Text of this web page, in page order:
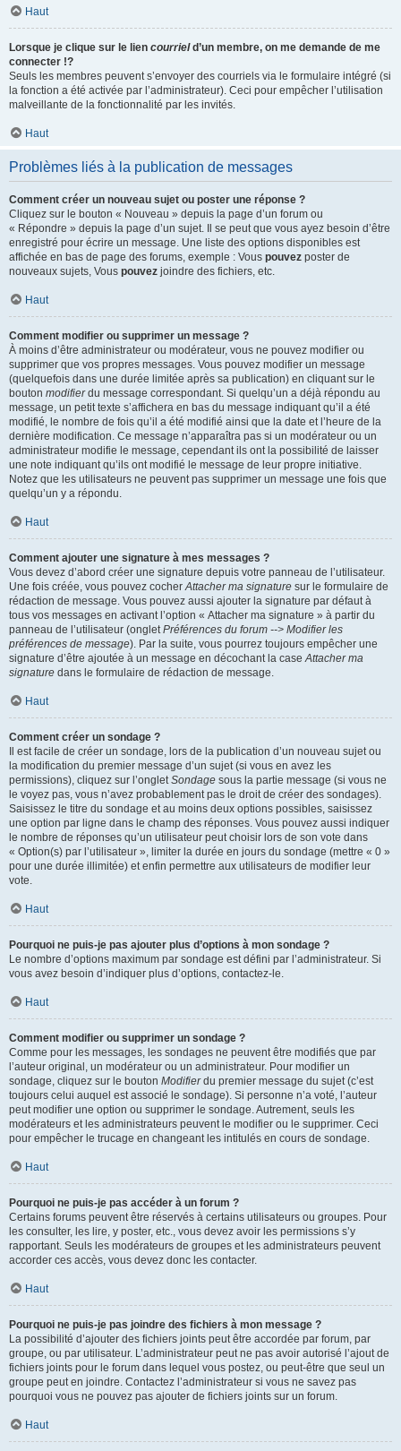
Haut
Lorsque je clique sur le lien courrield’un membre, on me demande de me
connecter !?
Seuls les membres peuvent s’envoyer des courriels via le formulaire intégré (si
la fonction a été activée par l’administrateur). Ceci pour empêcher l’utilisation
malveillante de la fonctionnalité par les invités.
Haut
Problèmes liés à la publication de messages
Comment créer un nouveau sujet ou poster une réponse ?
Cliquez sur le bouton « Nouveau » depuis la page d’un forum ou
« Répondre » depuis la page d’un sujet. Il se peut que vous ayez besoin d’être
enregistré pour écrire un message. Une liste des options disponibles est
affichée en bas de page des forums, exemple : Vous pouvez poster de
nouveaux sujets, Vous pouvez joindre des fichiers, etc.
Haut
Comment modifier ou supprimer un message ?
À moins d’être administrateur ou modérateur, vous ne pouvez modifier ou
supprimer que vos propres messages. Vous pouvez modifier un message
(quelquefois dans une durée limitée après sa publication) en cliquant sur le
bouton modifierdu message correspondant. Si quelqu’un a déjà répondu au
message, un petit texte s’affichera en bas du message indiquant qu’il a été
modifié, le nombre de fois qu’il a été modifié ainsi que la date et l’heure de la
dernière modification. Ce message n’apparaîtra pas si un modérateur ou un
administrateur modifie le message, cependant ils ont la possibilité de laisser
une note indiquant qu’ils ont modifié le message de leur propre initiative.
Notez que les utilisateurs ne peuvent pas supprimer un message une fois que
quelqu’un y a répondu.
Haut
Comment ajouter une signature à mes messages ?
Vous devez d’abord créer une signature depuis votre panneau de l’utilisateur.
Une fois créée, vous pouvez cocherAttacher ma signature sur le formulaire de
rédaction de message. Vous pouvez aussi ajouter la signature par défaut à
tous vos messages en activant l’option « Attacher ma signature » à partir du
panneau de l’utilisateur (ongletPréférences du forum --> Modifier les
préférences de message). Par la suite, vous pourrez toujours empêcher une
signature d’être ajoutée à un message en décochant la caseAttacher ma
signature dans le formulaire de rédaction de message.
Haut
Comment créer un sondage ?
Il est facile de créer un sondage, lors de la publication d’un nouveau sujet ou
la modification du premier message d’un sujet (si vous en avez les
permissions), cliquez sur l’ongletSondage sous la partie message (si vous ne
le voyez pas, vous n’avez probablement pas le droit de créer des sondages).
Saisissez le titre du sondage et au moins deux options possibles, saisissez
une option par ligne dans le champ des réponses. Vous pouvez aussi indiquer
le nombre de réponses qu’un utilisateur peut choisir lors de son vote dans
« Option(s) par l’utilisateur », limiter la durée en jours du sondage (mettre « 0 »
pour une durée illimitée) et enfin permettre aux utilisateurs de modifier leur
vote.
Haut
Pourquoi ne puis-je pas ajouter plus d’options à mon sondage ?
Le nombre d’options maximum par sondage est défini par l’administrateur. Si
vous avez besoin d’indiquer plus d’options, contactez-le.
Haut
Comment modifier ou supprimer un sondage ?
Comme pour les messages, les sondages ne peuvent être modifiés que par
l’auteur original, un modérateur ou un administrateur. Pour modifier un
sondage, cliquez sur le bouton Modifierdu premier message du sujet (c’est
toujours celui auquel est associé le sondage). Si personne n’a voté, l’auteur
peut modifier une option ou supprimer le sondage. Autrement, seuls les
modérateurs et les administrateurs peuvent le modifier ou le supprimer. Ceci
pour empêcher le trucage en changeant les intitulés en cours de sondage.
Haut
Pourquoi ne puis-je pas accéder à un forum ?
Certains forums peuvent être réservés à certains utilisateurs ou groupes. Pour
les consulter, les lire, y poster, etc., vous devez avoir les permissions s’y
rapportant. Seuls les modérateurs de groupes et les administrateurs peuvent
accorder ces accès, vous devez donc les contacter.
Haut
Pourquoi ne puis-je pas joindre des fichiers à mon message ?
La possibilité d’ajouter des fichiers joints peut être accordée par forum, par
groupe, ou par utilisateur. L’administrateur peut ne pas avoir autorisé l’ajout de
fichiers joints pour le forum dans lequel vous postez, ou peut-être que seul un
groupe peut en joindre. Contactez l’administrateur si vous ne savez pas
pourquoi vous ne pouvez pas ajouter de fichiers joints sur un forum.
Haut